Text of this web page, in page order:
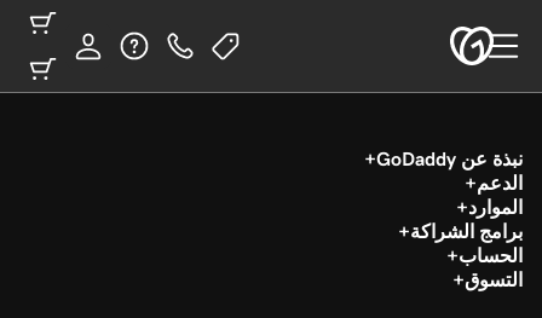
نبذة عن GoDaddy
الدعم
الموارد
برامج الشراكة
الحساب
التسوق